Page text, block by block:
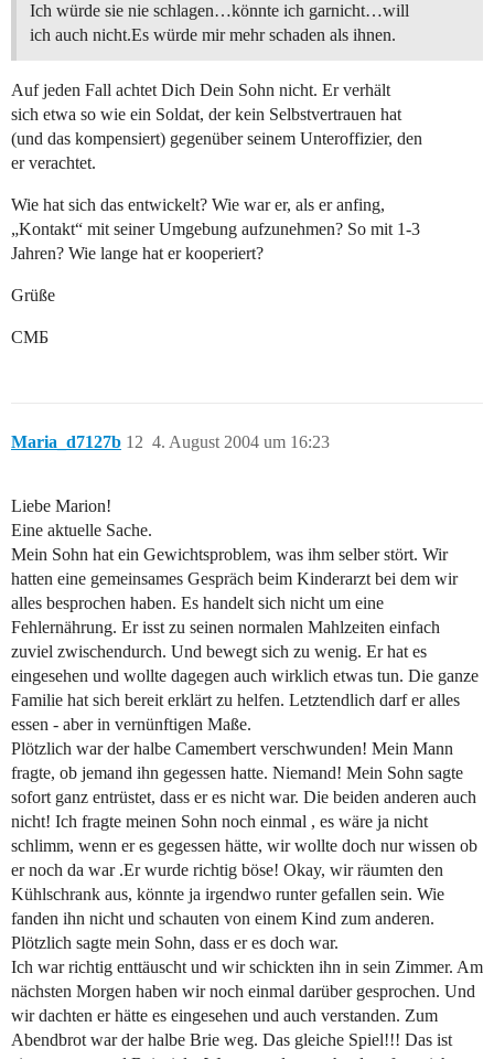
Ich würde sie nie schlagen…könnte ich garnicht…will
ich auch nicht.Es würde mir mehr schaden als ihnen.
Auf jeden Fall achtet Dich Dein Sohn nicht. Er verhält
sich etwa so wie ein Soldat, der kein Selbstvertrauen hat
(und das kompensiert) gegenüber seinem Unteroffizier, den
er verachtet.
Wie hat sich das entwickelt? Wie war er, als er anfing,
„Kontakt“ mit seiner Umgebung aufzunehmen? So mit 1-3
Jahren? Wie lange hat er kooperiert?
Grüße
CMБ
Maria_d7127b 4. August 2004 um 16:23
12
Liebe Marion!
Eine aktuelle Sache.
Mein Sohn hat ein Gewichtsproblem, was ihm selber stört. Wir
hatten eine gemeinsames Gespräch beim Kinderarzt bei dem wir
alles besprochen haben. Es handelt sich nicht um eine
Fehlernährung. Er isst zu seinen normalen Mahlzeiten einfach
zuviel zwischendurch. Und bewegt sich zu wenig. Er hat es
eingesehen und wollte dagegen auch wirklich etwas tun. Die ganze
Familie hat sich bereit erklärt zu helfen. Letztendlich darf er alles
essen - aber in vernünftigen Maße.
Plötzlich war der halbe Camembert verschwunden! Mein Mann
fragte, ob jemand ihn gegessen hatte. Niemand! Mein Sohn sagte
sofort ganz entrüstet, dass er es nicht war. Die beiden anderen auch
nicht! Ich fragte meinen Sohn noch einmal , es wäre ja nicht
schlimm, wenn er es gegessen hätte, wir wollte doch nur wissen ob
er noch da war .Er wurde richtig böse! Okay, wir räumten den
Kühlschrank aus, könnte ja irgendwo runter gefallen sein. Wie
fanden ihn nicht und schauten von einem Kind zum anderen.
Plötzlich sagte mein Sohn, dass er es doch war.
Ich war richtig enttäuscht und wir schickten ihn in sein Zimmer. Am
nächsten Morgen haben wir noch einmal darüber gesprochen. Und
wir dachten er hätte es eingesehen und auch verstanden. Zum
Abendbrot war der halbe Brie weg. Das gleiche Spiel!!! Das ist